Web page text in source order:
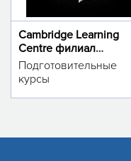
Cambridge Learning
Centre филиал
м.Тинчлик
Подготовительные
курсы